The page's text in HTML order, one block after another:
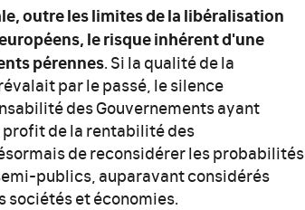
outre les limites de la libéralisation
le risque inhérent d'une
pérennes. Si la qualité de la
par le passé, le silence
des Gouvernements ayant
de la rentabilité des
de reconsidérer les probabilités
publics, auparavant considérés
sociétés et économies.